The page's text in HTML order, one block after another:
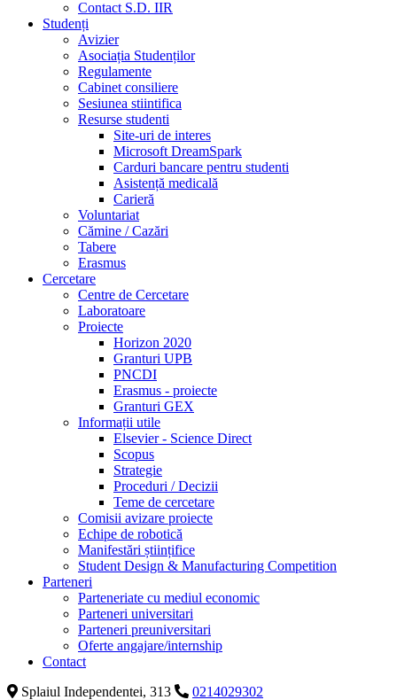
Contact S.D. IIR
Studenți
Avizier
Asociația Studenților
Regulamente
Cabinet consiliere
Sesiunea stiintifica
Resurse studenti
Site-uri de interes
Microsoft DreamSpark
Carduri bancare pentru studenti
Asistență medicală
Carieră
Voluntariat
Cămine / Cazări
Tabere
Erasmus
Cercetare
Centre de Cercetare
Laboratoare
Proiecte
Horizon 2020
Granturi UPB
PNCDI
Erasmus - proiecte
Granturi GEX
Informații utile
Elsevier - Science Direct
Scopus
Strategie
Proceduri / Decizii
Teme de cercetare
Comisii avizare proiecte
Echipe de robotică
Manifestări științifice
Student Design & Manufacturing Competition
Parteneri
Parteneriate cu mediul economic
Parteneri universitari
Parteneri preuniversitari
Oferte angajare/internship
Contact
Splaiul Independentei, 313
0214029302